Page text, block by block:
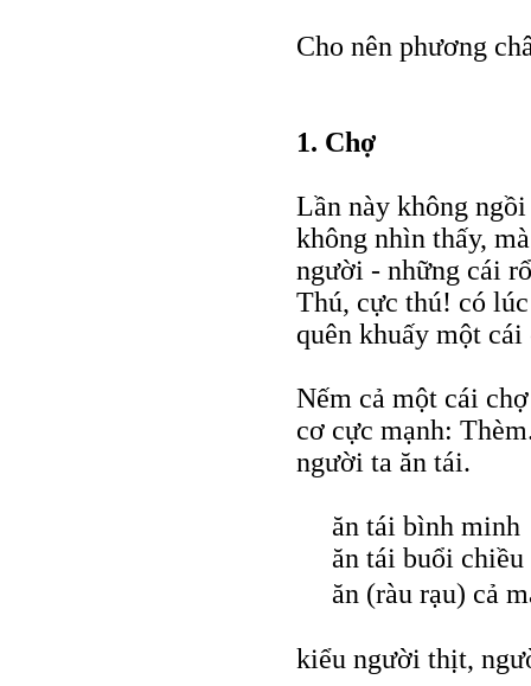
Cho nên phương
1. Chợ
Lần này không
không nhìn thấy,
người - những cái
Thú, cực thú! có
quên khuấy một cái
Nếm cả một cái
cơ cực mạnh:
người ta ăn tái.
ăn tái bình minh
ăn tái buổi chiều
ăn (ràu rạu) cả
kiểu người thịt,